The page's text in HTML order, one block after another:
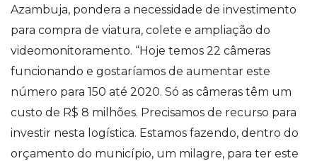
Azambuja, pondera a necessidade de investimento
para compra de viatura, colete e ampliação do
videomonitoramento. “Hoje temos 22 câmeras
funcionando e gostaríamos de aumentar este
número para 150 até 2020. Só as câmeras têm um
custo de R$ 8 milhões. Precisamos de recurso para
investir nesta logística. Estamos fazendo, dentro do
orçamento do município, um milagre, para ter este